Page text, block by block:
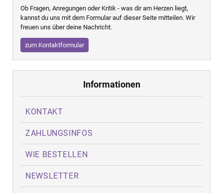
Ob Fragen, Anregungen oder Kritik - was dir am Herzen liegt,
kannst du uns mit dem Formular auf dieser Seite mitteilen. Wir
freuen uns über deine Nachricht.
zum Kontaktformular
Informationen
KONTAKT
ZAHLUNGSINFOS
WIE BESTELLEN
NEWSLETTER